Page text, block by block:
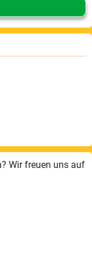
Wir freuen uns auf